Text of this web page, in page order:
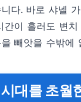
다. 바로 샤넬
이 흘러도 변
빼앗을 수밖에
대를 초월